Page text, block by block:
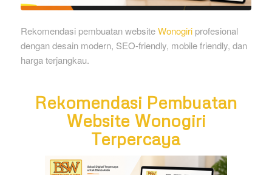
Rekomendasi pembuatan website Wonogiriprofesional
dengan desain modern, SEO-friendly, mobile friendly, dan
harga terjangkau.
Rekomendasi Pembuatan
Website Wonogiri
Terpercaya